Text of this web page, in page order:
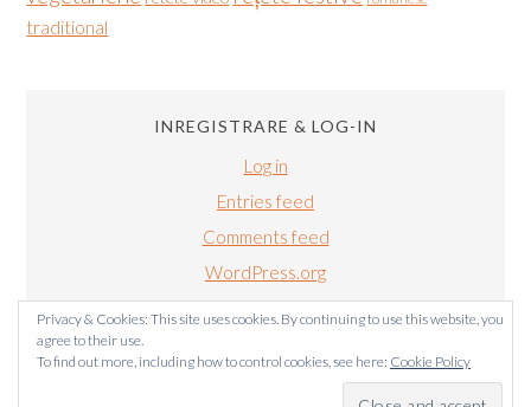
traditional
INREGISTRARE & LOG-IN
Log in
Entries feed
Comments feed
WordPress.org
BUCATARIALUIRADU.COM COPYRIGHT © 2011-2024. TOATE
Privacy & Cookies: This site uses cookies. By continuing to use this website, you
agree to their use.
To find out more, including how to control cookies, see here: Cookie Policy